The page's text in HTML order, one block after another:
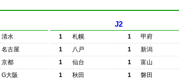
清水
名古屋
京都
G大阪
J2
1 札幌 1
甲府
1
八戸 1
新潟
1
仙台 1
富山
1
秋田 1
磐田